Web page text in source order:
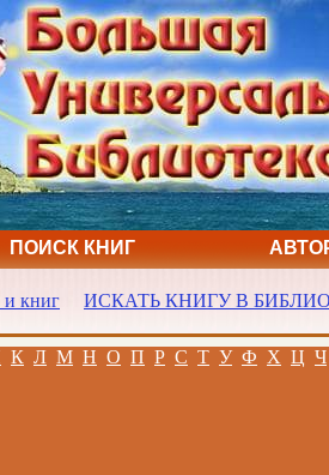
ПОИСК КНИГ
книг ИСКАТЬ КНИГУ В
К Л М Н О П Р С Т У Ф Х Ц Ч